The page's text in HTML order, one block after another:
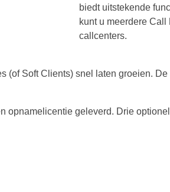
biedt uitstekende
kunt u meerdere
callcenters.
(of Soft Clients) snel laten groeien.
opnamelicentie geleverd. Drie